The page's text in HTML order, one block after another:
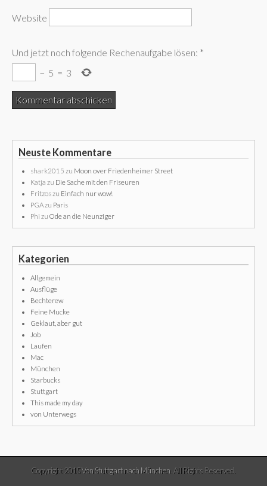
Website
Und jetzt noch folgende Rechenaufgabe lösen: *
− 5 = 3
Neuste Kommentare
shark2015 zu Moon over Friedenheimer Street
Katja zu Die Sache mit den Friseuren
Fritzoszu Einfach nur wow!
PGAzu Paris
Phi zu Ode an die Neunziger
Kategorien
Allgemein
Ausflüge
Bechterew
Feine Mucke
Geklaut, aber gut
Job
Laufen
Mac
München
Starbucks
Stuttgart
This made my day
von Unterwegs
Copyright 2015Von Stuttgart nach München . All Rights Reserved.